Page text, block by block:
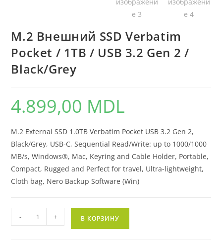
M.2 Внешний SSD Verbatim
Pocket / 1TB / USB 3.2 Gen 2 /
Black/Grey
4.899,00 MDL
M.2 External SSD 1.0TB Verbatim Pocket USB 3.2 Gen 2,
Black/Grey, USB-C, Sequential Read/Write: up to 1000/1000
MB/s, Windows®, Mac, Keyring and Cable Holder, Portable,
Compact, Rugged and Perfect for travel, Ultra-lightweight,
Cloth bag, Nero Backup Software (Win)
- + В КОРЗИНУ